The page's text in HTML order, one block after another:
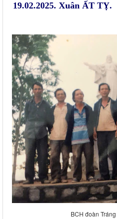
19.02.2025. Xuân ẤT TỴ.
BCH đoàn